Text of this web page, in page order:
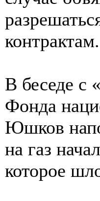
контрактам.
В беседе с
Фонда
Юшков
на газ
которое